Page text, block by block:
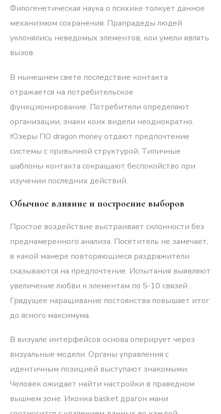
Филогенетическая наука о психике толкует данное
механизмом сохранения. Прапрадеды людей
уклонялись неведомых элементов, кои умели являть
вызов.
В нынешнем свете последствие контакта
отражается на потребительское
функционирование. Потребители определяют
организации, знаки коих видели неоднократно.
Юзеры ПО dragon money отдают предпочтение
системы с привычной структурой. Типичные
шаблоны контакта сокращают беспокойство при
изучении последних действий.
Обычное влияние и построение выборов
Простое воздействие выстраивает склонности без
преднамеренного анализа. Посетитель не замечает,
в какой манере повторяющиеся раздражители
сказываются на предпочтение. Испытания выявляют
увеличение любви к элементам по 5-10 связей.
Грядущее наращивание постоянства повышает итог
до ясного максимума.
В визуале интерфейсов основа оперирует через
визуальные модели. Органы управления с
идентичным позицией выступают знакомыми.
Человек ожидает найти настройки в праведном
вышнем зоне. Иконка basket драгон мани